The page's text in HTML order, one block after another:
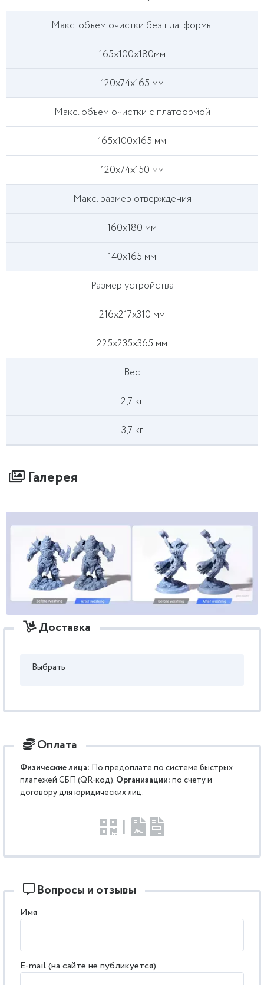
Макс. объем очистки без платформы
165х100х180мм
120x74x165 мм
Макс. объем очистки с платформой
165х100х165 мм
120х74х150 мм
Макс. размер отверждения
160х180 мм
140x165 мм
Размер устройства
216х217х310 мм
225x235x365 мм
Вес
2,7 кг
3,7 кг
Галерея
Доставка
Выбрать
Оплата
Физические лица: По предоплате по системе быстрых
платежей СБП (QR-код). Организации: по счету и
договору для юридических лиц.
|
Вопросы и отзывы
Имя
E-mail (на сайте не публикуется)